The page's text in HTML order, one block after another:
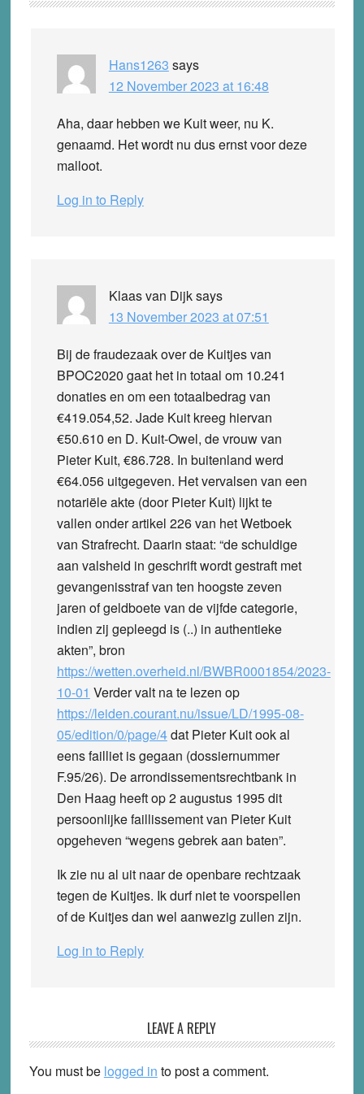
Interactions
Hans1263 says
12 November 2023 at 16:48
Aha, daar hebben we Kuit weer, nu K.
genaamd. Het wordt nu dus ernst voor deze
malloot.
Log in to Reply
Klaas van Dijksays
13 November 2023 at 07:51
Bij de fraudezaak over de Kuitjes van
BPOC2020 gaat het in totaal om 10.241
donaties en om een totaalbedrag van
€419.054,52. Jade Kuit kreeg hiervan
€50.610 en D. Kuit-Owel, de vrouw van
Pieter Kuit, €86.728. In buitenland werd
€64.056 uitgegeven. Het vervalsen van een
notariële akte (door Pieter Kuit) lijkt te
vallen onder artikel 226 van het Wetboek
van Strafrecht. Daarin staat: “de schuldige
aan valsheid in geschrift wordt gestraft met
gevangenisstraf van ten hoogste zeven
jaren of geldboete van de vijfde categorie,
indien zij gepleegd is (..) in authentieke
akten”, bron
https://wetten.overheid.nl/BWBR0001854/2023-
10-01 Verder valt na te lezen op
https://leiden.courant.nu/issue/LD/1995-08-
05/edition/0/page/4dat Pieter Kuit ook al
eens failliet is gegaan (dossiernummer
F.95/26). De arrondissementsrechtbank in
Den Haag heeft op 2 augustus 1995 dit
persoonlijke faillissement van Pieter Kuit
opgeheven “wegens gebrek aan baten”.
Ik zie nu al uit naar de openbare rechtzaak
tegen de Kuitjes. Ik durf niet te voorspellen
of de Kuitjes dan wel aanwezig zullen zijn.
Log in to Reply
LEAVE A REPLY
You must be logged in to post a comment.